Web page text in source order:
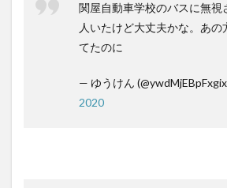
関屋自動車学校のバスに無視
人いたけど大丈夫かな。あ
てたのに
— ゆうけん
2020